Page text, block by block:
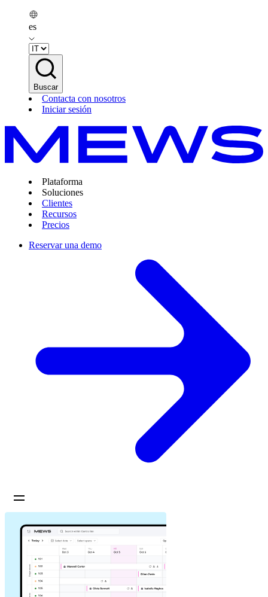
es
Buscar
Contacta con nosotros
Iniciar sesión
Plataforma
Soluciones
Clientes
Recursos
Precios
Reservar una demo